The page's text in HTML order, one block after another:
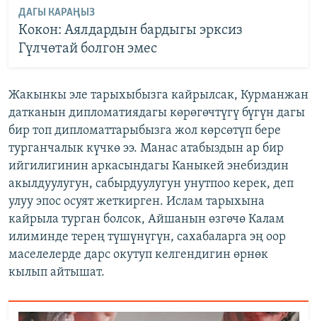
ДАГЫ КАРАҢЫЗ
Кокон: Аялдардын бардыгы эрксиз
Гүлчөтай болгон эмес
Жакынкы эле тарыхыбызга кайрылсак, Курманжан
датканын дипломатиядагы көрөгөчтүгү бүгүн дагы
бир топ дипломаттарыбызга жол көрсөтүп бере
турганчалык күчкө ээ. Манас атабыздын ар бир
ийгилигинин аркасындагы Каныкей энебиздин
акылдуулугун, сабырдуулугун унутпоо керек, деп
улуу эпос осуят жеткирген. Ислам тарыхына
кайрыла турган болсок, Айшанын өзгөчө Калам
илиминде терең түшүнүгүн, сахабаларга эң оор
маселелерде дарс окутуп келгендигин өрнөк
кылып айтышат.